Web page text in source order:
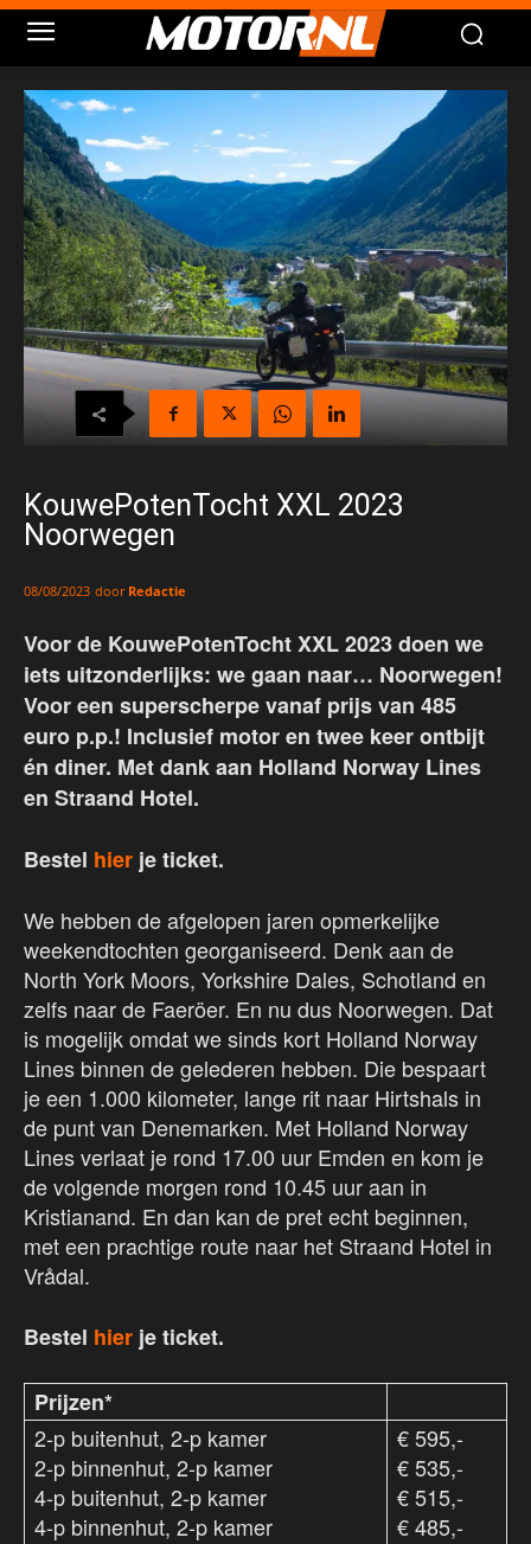
KouwePotenTocht XXL 2023
Noorwegen
08/08/2023 door Redactie
Voor de KouwePotenTocht XXL 2023 doen we
iets uitzonderlijks: we gaan naar… Noorwegen!
Voor een superscherpe vanaf prijs van 485
euro p.p.! Inclusief motor en twee keer ontbijt
én diner. Met dank aan Holland Norway Lines
en Straand Hotel.
Bestel hier je ticket.
We hebben de afgelopen jaren opmerkelijke
weekendtochten georganiseerd. Denk aan de
North York Moors, Yorkshire Dales, Schotland en
zelfs naar de Faeröer. En nu dus Noorwegen. Dat
is mogelijk omdat we sinds kort Holland Norway
Lines binnen de gelederen hebben. Die bespaart
je een 1.000 kilometer, lange rit naar Hirtshals in
de punt van Denemarken. Met Holland Norway
Lines verlaat je rond 17.00 uur Emden en kom je
de volgende morgen rond 10.45 uur aan in
Kristianand. En dan kan de pret echt beginnen,
met een prachtige route naar het Straand Hotel in
Vrådal.
Bestel hier je ticket.
Prijzen*
2-p buitenhut, 2-p kamer
2-p binnenhut, 2-p kamer
4-p buitenhut, 2-p kamer
4-p binnenhut, 2-p kamer
€ 595,-
€ 535,-
€ 515,-
€ 485,-